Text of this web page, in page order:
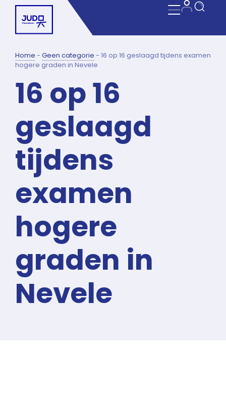
Home - Geen categorie - 16 op 16 geslaagd tijdens examen
hogere graden in Nevele
16 op 16
geslaagd
tijdens
examen
hogere
graden in
Nevele